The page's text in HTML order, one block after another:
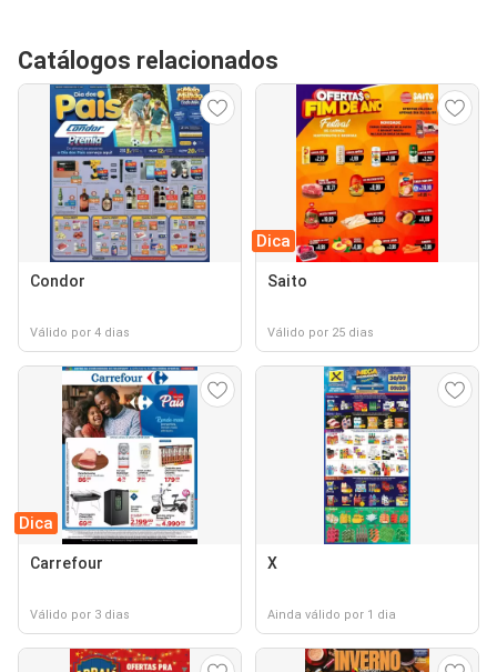
Catálogos relacionados
Condor
Válido por 4 dias
Dica
Saito
Válido por 25 dias
Dica
Carrefour
Válido por 3 dias
X
Ainda válido por 1 dia